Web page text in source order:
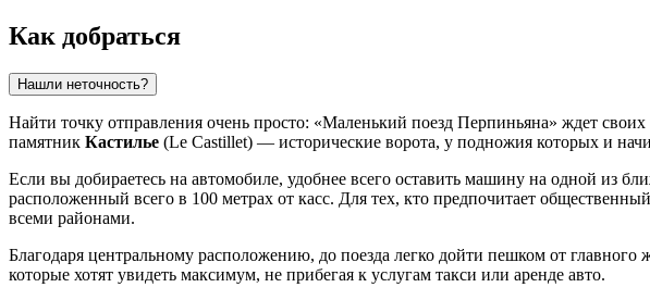
Как добраться
Нашли неточность?
Найти точку отправления очень просто: «Маленький поезд Перпиньяна» ждет своих
памятник Кастилье (Le Castillet) — исторические ворота, у подножия которых и
Если вы добираетесь на автомобиле, удобнее всего оставить машину на одной из
расположенный всего в 100 метрах от касс. Для тех, кто предпочитает
всеми районами.
Благодаря центральному расположению, до поезда легко дойти пешком от
которые хотят увидеть максимум, не прибегая к услугам такси или аренде авто.